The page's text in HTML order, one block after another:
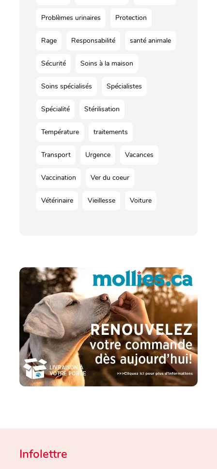
Problèmes urinaires Protection
Rage Responsabilité santé animale
Sécurité Soins à la maison
Soins spécialisés Spécialistes
Spécialité Stérilisation
Température traitements
Transport Urgence Vacances
Vaccination Ver du coeur
Vétérinaire Vieillesse Voiture
Infolettre